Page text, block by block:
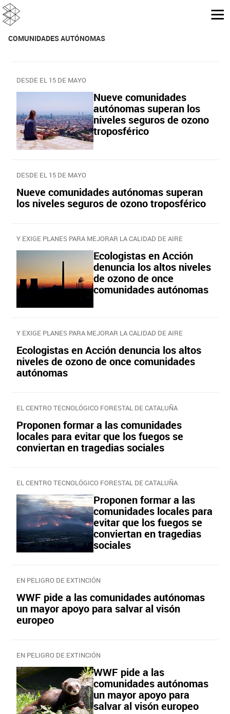
COMUNIDADES AUTÓNOMAS
DESDE EL 15 DE MAYO
Nueve comunidades
autónomas superan los
niveles seguros de ozono
troposférico
DESDE EL 15 DE MAYO
Nueve comunidades autónomas superan
los niveles seguros de ozono troposférico
Y EXIGE PLANES PARA MEJORAR LA CALIDAD DE AIRE
Ecologistas en Acción
denuncia los altos niveles
de ozono de once
comunidades autónomas
Y EXIGE PLANES PARA MEJORAR LA CALIDAD DE AIRE
Ecologistas en Acción denuncia los altos
niveles de ozono de once comunidades
autónomas
EL CENTRO TECNOLÓGICO FORESTAL DE CATALUÑA
Proponen formar a las comunidades
locales para evitar que los fuegos se
conviertan en tragedias sociales
EL CENTRO TECNOLÓGICO FORESTAL DE CATALUÑA
Proponen formar a las
comunidades locales para
evitar que los fuegos se
conviertan en tragedias
sociales
EN PELIGRO DE EXTINCIÓN
WWF pide a las comunidades autónomas
un mayor apoyo para salvar al visón
europeo
EN PELIGRO DE EXTINCIÓN
WWF pide a las
comunidades autónomas
un mayor apoyo para
salvar al visón europeo